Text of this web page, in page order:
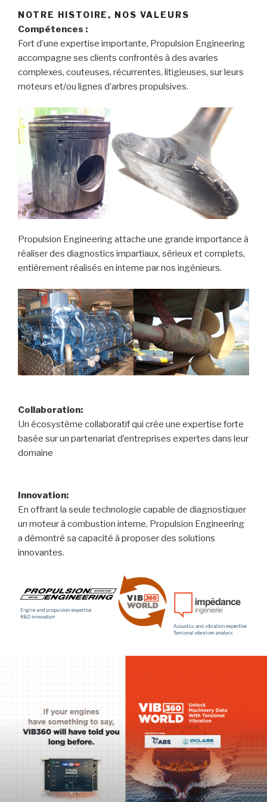
NOTRE HISTOIRE, NOS VALEURS
Compétences :
Fort d’une expertise importante, Propulsion Engineering
accompagne ses clients confrontés à des avaries
complexes, couteuses, récurrentes, litigieuses, sur leurs
moteurs et/ou lignes d’arbres propulsives.
Propulsion Engineering attache une grande importance à
réaliser des diagnostics impartiaux, sérieux et complets,
entièrement réalisés en interne par nos ingénieurs.
Collaboration:
Un écosystème collaboratif qui crée une expertise forte
basée sur un partenariat d’entreprises expertes dans leur
domaine
Innovation:
En offrant la seule technologie capable de diagnostiquer
un moteur à combustion interne, Propulsion Engineering
a démontré sa capacité à proposer des solutions
innovantes.